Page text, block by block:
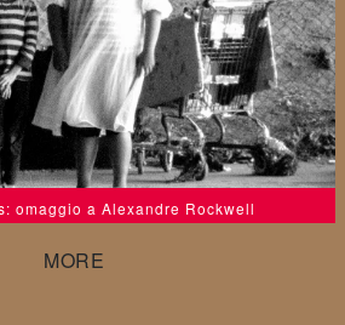
omaggio a Alexandre Rockwell